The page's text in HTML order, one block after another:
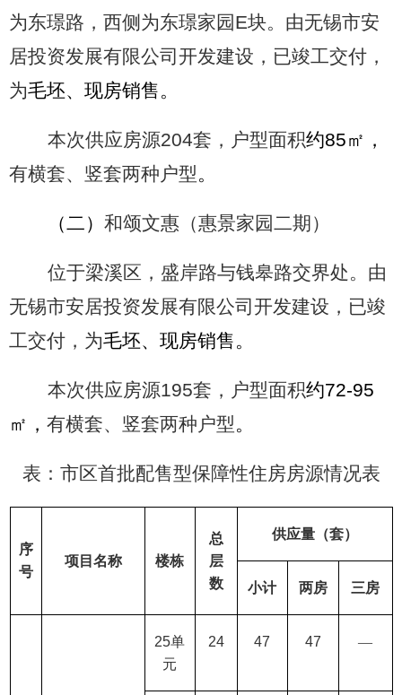
为东璟路，西侧为东璟家园E块。由无锡市安
居投资发展有限公司开发建设，已竣工交付，
为毛坯、现房销售。
本次供应房源204套，户型面积约85㎡，
有横套、竖套两种户型。
（二） 和颂文惠（惠景家园二期）
位于梁溪区，盛岸路与钱皋路交界处。由
无锡市安居投资发展有限公司开发建设，已竣
工交付，为毛坯、现房销售。
本次供应房源195套，户型面积约72-95
㎡， 有横套、竖套两种户型。
表：市区首批配售型保障性住房房源情况表
序
号
项目名称 楼栋
总
层
数
供应量（套）
小计 两房 三房
25单
元
24 47 47 —